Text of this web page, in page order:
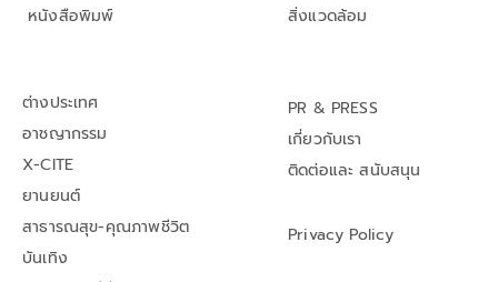
หนังสือพิมพ์
สิ่งแวดล้อม
ต่างประเทศ
อาชญากรรม
X-CITE
ยานยนต์
สาธารณสุข-คุณภาพชีวิต
บันเทิง
PR & PRESS
เกี่ยวกับเรา
ติดต่อและ สนับสนุน
Privacy Policy